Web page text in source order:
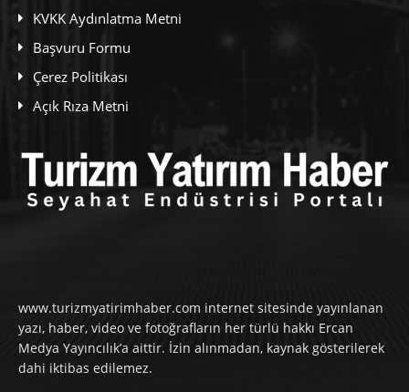
KVKK Aydınlatma Metni
Başvuru Formu
Çerez Politikası
Açık Rıza Metni
www.turizmyatirimhaber.com internet sitesinde yayınlanan
yazı, haber, video ve fotoğrafların her türlü hakkı Ercan
Medya Yayıncılık’a aittir. İzin alınmadan, kaynak gösterilerek
dahi iktibas edilemez.